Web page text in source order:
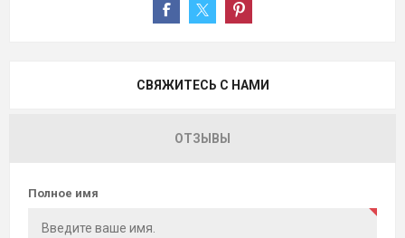
СВЯЖИТЕСЬ С НАМИ
ОТЗЫВЫ
Полное имя